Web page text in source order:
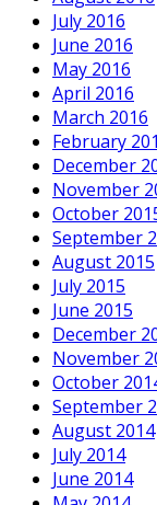
July 2016
June 2016
May 2016
April 2016
March 2016
February
December
November
October
September
August 2015
July 2015
June 2015
December
November
October
September
August 2014
July 2014
June 2014